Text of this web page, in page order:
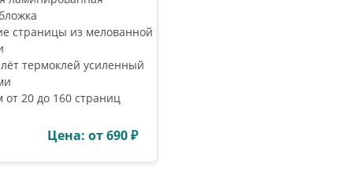
страницы из мелованной
термоклей усиленный
20 до 160 страниц
Цена: от 690 ₽